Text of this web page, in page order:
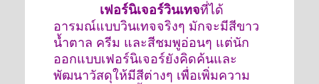
เฟอร์นิเจอร์วินเทจที่ได้
อารมณ์แบบวินเทจจริงๆ มักจะมีสีขาว
น้ำตาล ครีม และสีชมพูอ่อนๆ แต่นัก
ออกแบบเฟอร์นิเจอร์ยังคิดค้นและ
พัฒนาวัสดุให้มีสีต่างๆ เพื่อเพิ่มความ